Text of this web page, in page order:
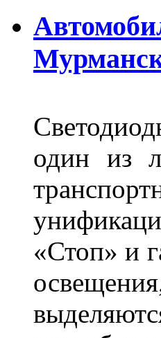
один из
«Стоп» и